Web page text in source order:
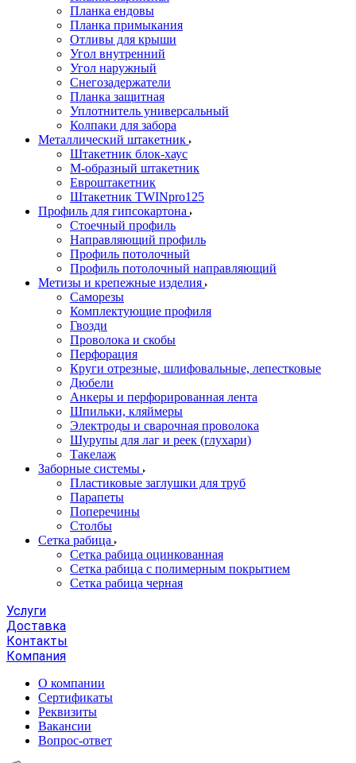
Планка ендовы
Планка примыкания
Отливы для крыши
Угол внутренний
Угол наружный
Снегозадержатели
Планка защитная
Уплотнитель универсальный
Колпаки для забора
Металлический штакетник
Штакетник блок-хаус
М-образный штакетник
Евроштакетник
Штакетник TWINpro125
Профиль для гипсокартона
Стоечный профиль
Направляющий профиль
Профиль потолочный
Профиль потолочный направляющий
Метизы и крепежные изделия
Саморезы
Комплектующие профиля
Гвозди
Проволока и скобы
Перфорация
Круги отрезные, шлифовальные, лепестковые
Дюбели
Анкеры и перфорированная лента
Шпильки, кляймеры
Электроды и сварочная проволока
Шурупы для лаг и реек (глухари)
Такелаж
Заборные системы
Пластиковые заглушки для труб
Парапеты
Поперечины
Столбы
Сетка рабица
Сетка рабица оцинкованная
Сетка рабица с полимерным покрытием
Сетка рабица черная
Услуги
Доставка
Контакты
Компания
О компании
Сертификаты
Реквизиты
Вакансии
Вопрос-ответ